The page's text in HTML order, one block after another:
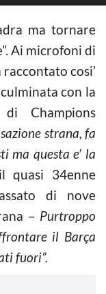
ma tornare
Ai microfoni di
cosi’
con la
Champions
strana, fa
ma questa e’ la
34enne
di nove
– Purtroppo
il Barça
fuori”.